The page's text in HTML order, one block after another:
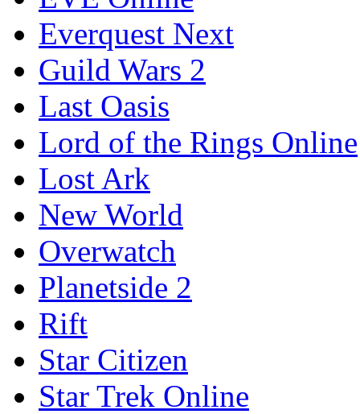
Everquest Next
Guild Wars 2
Last Oasis
Lord of the Rings Online
Lost Ark
New World
Overwatch
Planetside 2
Rift
Star Citizen
Star Trek Online